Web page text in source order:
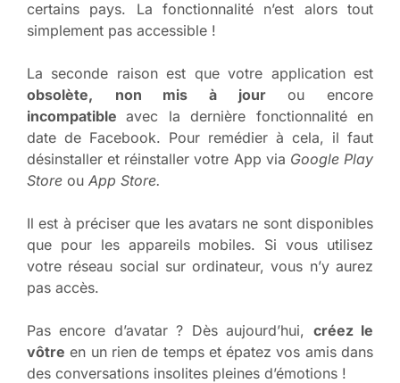
certains pays. La fonctionnalité n’est alors tout
simplement pas accessible !
La seconde raison est que votre application est
obsolète,
non mis à jourou encore
incompatibleavec la dernière fonctionnalité en
date de Facebook. Pour remédier à cela, il faut
désinstaller et réinstaller votre App via Google Play
Store ou App Store.
Il est à préciser que les avatars ne sont disponibles
que pour les appareils mobiles. Si vous utilisez
votre réseau social sur ordinateur, vous n’y aurez
pas accès.
Pas encore d’avatar ? Dès aujourd’hui, créez le
vôtre en un rien de temps et épatez vos amis dans
des conversations insolites pleines d’émotions !